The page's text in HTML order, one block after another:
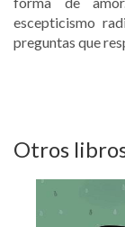
escepticismo
preguntas que
Otros